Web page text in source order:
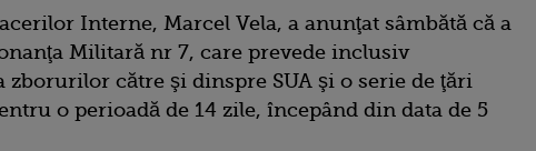
Interne, Marcel Vela, a anunţat sâmbătă că a
Militară nr 7, care prevede inclusiv
zborurilor către şi dinspre SUA şi o serie de ţări
o perioadă de 14 zile, începând din data de 5